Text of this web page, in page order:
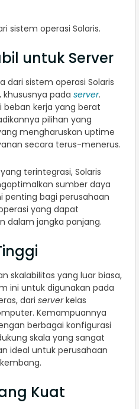
sistem operasi Solaris.
untuk Server
dari sistem operasi Solaris
pada server.
kerja yang berat
pilihan yang
mengharuskan uptime
secara terus-menerus.
terintegrasi, Solaris
sumber daya
penting bagi perusahaan
yang dapat
dalam jangka panjang.
skalabilitas yang luar biasa,
ini untuk digunakan pada
dari serverkelas
Kemampuannya
berbagai konfigurasi
skala yang sangat
ideal untuk perusahaan
Kuat